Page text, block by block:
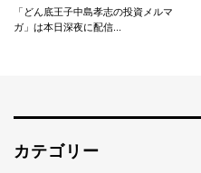
「どん底王子中島孝志の投資メルマ
ガ」は本日深夜に配信...
カテゴリー